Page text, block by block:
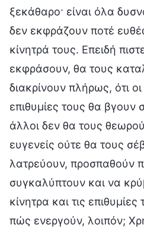
ξεκάθαρο· είναι όλα
δεν εκφράζουν ποτέ
κίνητρά τους. Επειδή
εκφράσουν, θα τους
διακρίνουν πλήρως, ότι
επιθυμίες τους θα βγουν
άλλοι δεν θα τους
ευγενείς ούτε θα τους
λατρεύουν, προσπαθούν
συγκαλύπτουν και να
κίνητρα και τις
πώς ενεργούν, λοιπόν;